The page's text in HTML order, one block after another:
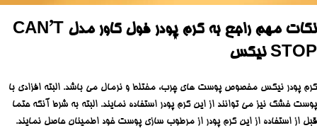
نکات مهم راجع به کرم پودر فول کاور مدل CAN’T
STOP نیکس
کرم پودر نیکس مخصوص پوست های چرب، مختلط و نرمال می‌ باشد. البته افزادی با
پوست خشک نیز می توانند از این کرم پودر استفاده نمایند. البته به شرط آنکه حتما
قبل از استفاده از این کرم پودر از مرطوب سازی پوست خود اطمینان حاصل نمایند.